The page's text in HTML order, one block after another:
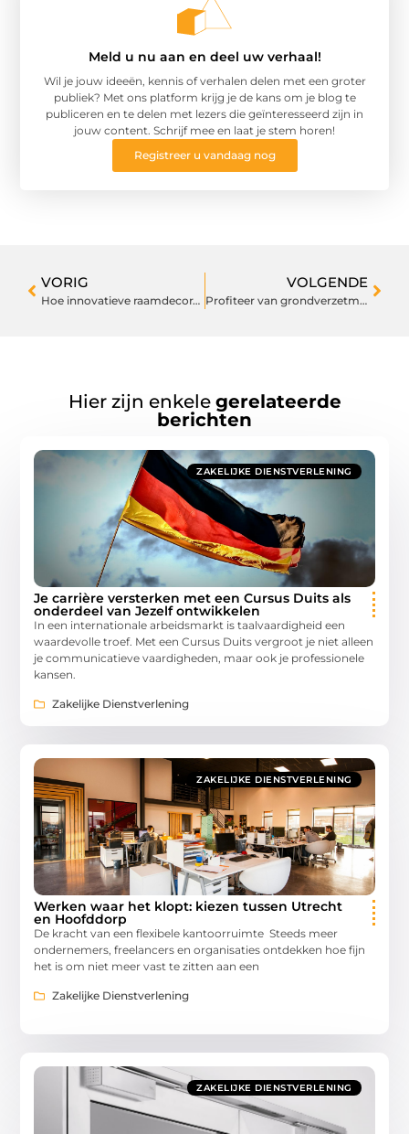
Meld u nu aan en deel uw verhaal!
Wil je jouw ideeën, kennis of verhalen delen met een groter
publiek? Met ons platform krijg je de kans om je blog te
publiceren en te delen met lezers die geïnteresseerd zijn in
jouw content. Schrijf mee en laat je stem horen!
Registreer u vandaag nog
VORIG
Hoe innovatieve raamdecoratie het interieurdesign transformeert
VOLGENDE
Profiteer van grondverzetmachines met een machinist huren
Hier zijn enkele gerelateerde
berichten
ZAKELIJKE DIENSTVERLENING
Je carrière versterken met een Cursus Duits als
onderdeel van Jezelf ontwikkelen
In een internationale arbeidsmarkt is taalvaardigheid een
waardevolle troef. Met een Cursus Duits vergroot je niet alleen
je communicatieve vaardigheden, maar ook je professionele
kansen.
Zakelijke Dienstverlening
ZAKELIJKE DIENSTVERLENING
Werken waar het klopt: kiezen tussen Utrecht
en Hoofddorp
De kracht van een flexibele kantoorruimte Steeds meer
ondernemers, freelancers en organisaties ontdekken hoe fijn
het is om niet meer vast te zitten aan een
Zakelijke Dienstverlening
ZAKELIJKE DIENSTVERLENING